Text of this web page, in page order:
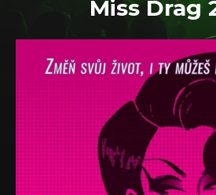
Miss Drag